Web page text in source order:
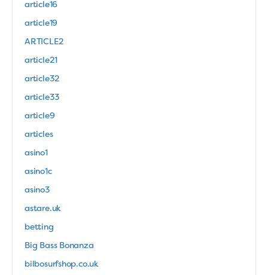
article16
article19
ARTICLE2
article21
article32
article33
article9
articles
asino1
asino1c
asino3
astare.uk
betting
Big Bass Bonanza
bilbosurfshop.co.uk